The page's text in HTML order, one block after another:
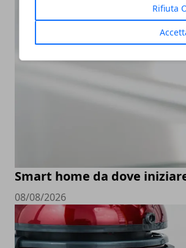
Rifiuta
Smart home da dove
08/08/2026